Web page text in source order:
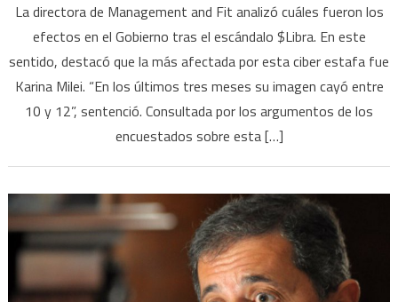
Fornoni:
“La
imagen
de
Karina
entre
10
puntos
en
La directora de Management and Fit analizó cuáles fueron los
efectos en el Gobierno tras el escándalo $Libra. En este
sentido, destacó que la más afectada por esta ciber estafa fue
Karina Milei. “En los últimos tres meses su imagen cayó entre
10 y 12”, sentenció. Consultada por los argumentos de los
encuestados sobre esta […]